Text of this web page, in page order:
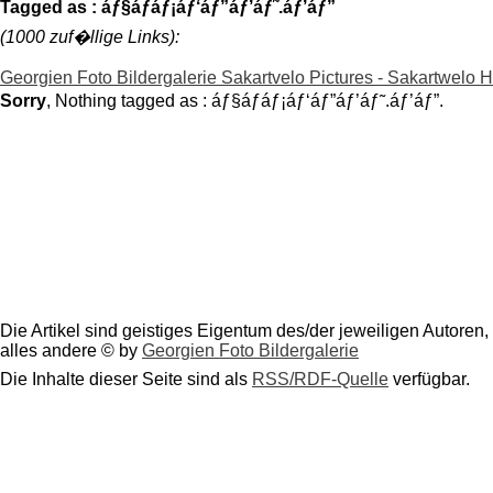
Tagged as : áƒ§áƒáƒ¡áƒ‘áƒ”áƒ’áƒ˜.áƒ’áƒ”
(1000 zuf�llige Links):
Georgien Foto Bildergalerie Sakartvelo Pictures - Sakartwelo
Sorry, Nothing tagged as : áƒ§áƒáƒ¡áƒ‘áƒ”áƒ’áƒ˜.áƒ’áƒ”.
Die Artikel sind geistiges Eigentum des/der jeweiligen Autoren,
alles andere © by Georgien Foto Bildergalerie
Die Inhalte dieser Seite sind als RSS/RDF-Quelle verfügbar.